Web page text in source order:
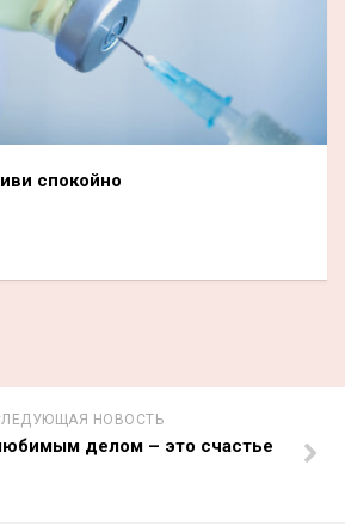
спокойно
НОВОСТЬ
делом – это счастье